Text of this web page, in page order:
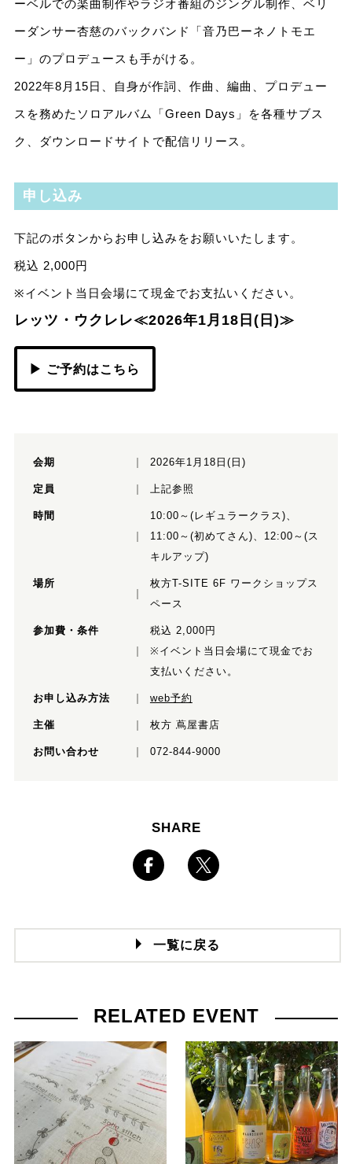
ーベルでの楽曲制作やラジオ番組のジングル制作、ベリ
ーダンサー杏慈のバックバンド「音乃巴ーネノトモエ
ー」のプロデュースも手がける。
2022年8月15日、自身が作詞、作曲、編曲、プロデュー
スを務めたソロアルバム「Green Days」を各種サブス
ク、ダウンロードサイトで配信リリース。
申し込み
下記のボタンからお申し込みをお願いいたします。
税込 2,000円
※イベント当日会場にて現金でお支払いください。
レッツ・ウクレレ≪2026年1月18日(日 )≫
▶ ご予約はこちら
会期 2026年1月18日(日)
定員 上記参照
時間
10:00～(レギュラークラス)、
11:00～(初めてさん)、12:00～(ス
キルアップ)
場所
枚方T-SITE 6F ワークショップス
ペース
参加費・条件
税込 2,000円
※イベント当日会場にて現金でお
支払いください。
お申し込み方法 web予約
主催 枚方 蔦屋書店
お問い合わせ 072-844-9000
SHARE
一覧に戻る
RELATED EVENT